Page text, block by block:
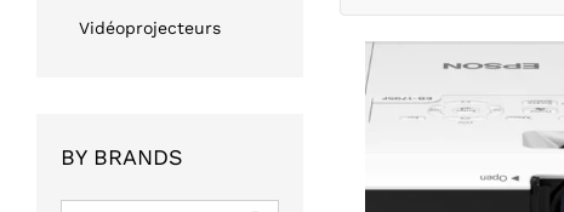
Vidéoprojecteurs
BY BRANDS